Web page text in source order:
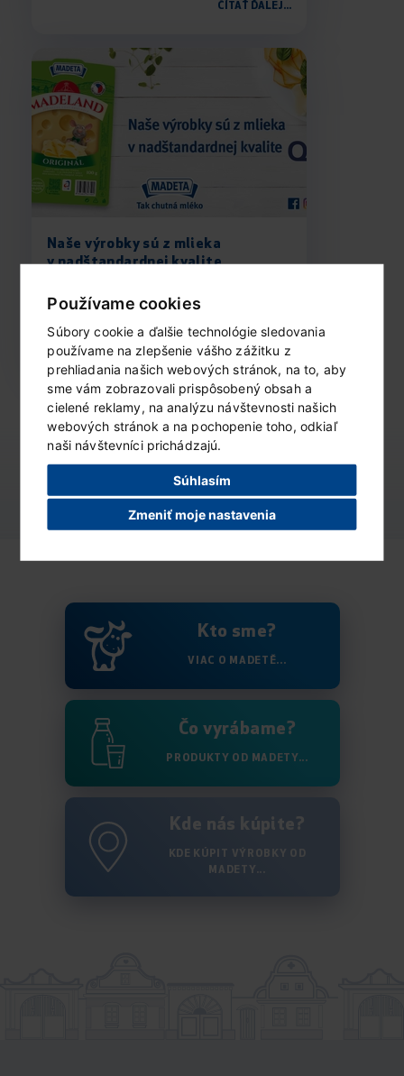
Používame cookies
Súbory cookie a ďalšie technológie sledovania
používame na zlepšenie vášho zážitku z
prehliadania našich webových stránok, na to, aby
sme vám zobrazovali prispôsobený obsah a
cielené reklamy, na analýzu návštevnosti našich
webových stránok a na pochopenie toho, odkiaľ
naši návštevníci prichádzajú.
Súhlasím
Zmeniť moje nastavenia
ČÍTAŤ ĎALEJ...
Naše výrobky sú z mlieka
v nadštandardnej kvalite
ČÍTAŤ ĎALEJ...
Zobrazené 3 z 3 madetovinek
Kto sme?
VIAC O MADETĚ...
Čo vyrábame?
PRODUKTY OD MADETY...
Kde nás kúpite?
KDE KÚPIT VÝROBKY OD
MADETY...